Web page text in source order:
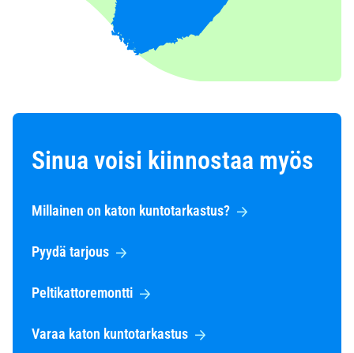
Sinua voisi kiinnostaa myös
Millainen on katon kuntotarkastus?
Pyydä tarjous
Peltikattoremontti
Varaa katon kuntotarkastus